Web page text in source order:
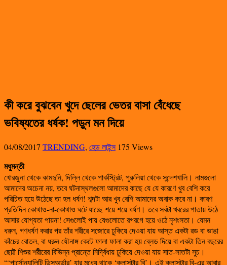
কী করে বুঝবেন খুদে ছেলের ভেতর বাসা বেঁধেছে
ভবিষ্যতের ধর্ষক! পড়ুন মন দিয়ে
04/08/2017 TRENDING, হেড লাইন্স 175 Views
মধুমন্তী
খোরজুনা থেকে কামদুনি, দিল্লি থেকে পার্কস্ট্রিট, পুরুলিয়া থেকে সন্দেশখালি। নামগুলো
আমাদের অচেনা নয়, তবে ঘটনাস্থলগুলো আমাদের কাছে যে যে কারণে খুব বেশি করে
পরিচিত হয়ে উঠেছে তা হল ধর্ষণ! শব্দটা আর খুব বেশি আমাদের অবাক করে না। কারণ
প্রতিদিন কোথাও-না-কোথাও ঘটে যাচ্ছে শয়ে শয়ে ধর্ষণ। তবে সবটা খবরের পাতায় উঠে
আসার যোগ্যতা পায়না! সেগুলোই পায় যেগুলোতে রগরগে হয়ে ওঠে নৃশংসতা। যেমন
ধরুন, গণধর্ষণ করার পর তাঁর শরীরে সজোরে ঢুকিয়ে দেওয়া যায় আস্ত একটা রড বা ভাঙা
কাঁচের বোতল, বা ধরুন যৌনাঙ্গ কেটে ফালা ফালা করা হয় ব্লেড দিয়ে বা একটা তিন বছরের
ছোট্ট শিশুর শরীরের বিভিন্ন প্রান্তে নির্দ্বিধায় ঢুকিয়ে দেওয়া যায় সাত-সাতটা সুচ।
“‘পার্সোন্যালিটি ডিসঅর্ডার’ যার মধ্যে থাকে ‘ক্লাসটার বি’। এই ক্লাসটার বি-এর আবার